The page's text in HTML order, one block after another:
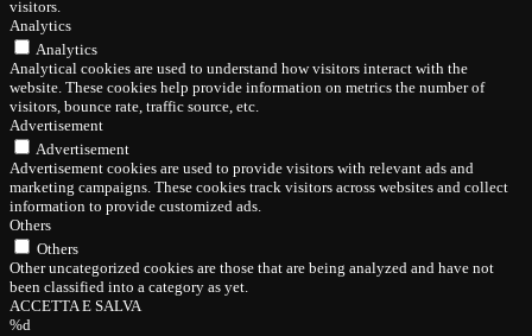
visitors.
Analytics
Analytics
Analytical cookies are used to understand how visitors interact with the
website. These cookies help provide information on metrics the number of
visitors, bounce rate, traffic source, etc.
Advertisement
Advertisement
Advertisement cookies are used to provide visitors with relevant ads and
marketing campaigns. These cookies track visitors across websites and collect
information to provide customized ads.
Others
Others
Other uncategorized cookies are those that are being analyzed and have not
been classified into a category as yet.
ACCETTA E SALVA
%d